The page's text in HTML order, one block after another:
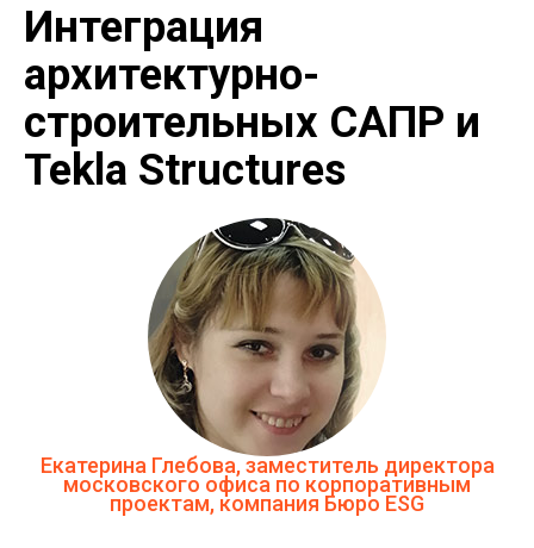
Интеграция
архитектурно-
строительных САПР и
Tekla Structures
Екатерина Глебова, заместитель директора
московского офиса по корпоративным
проектам, компания Бюро ESG